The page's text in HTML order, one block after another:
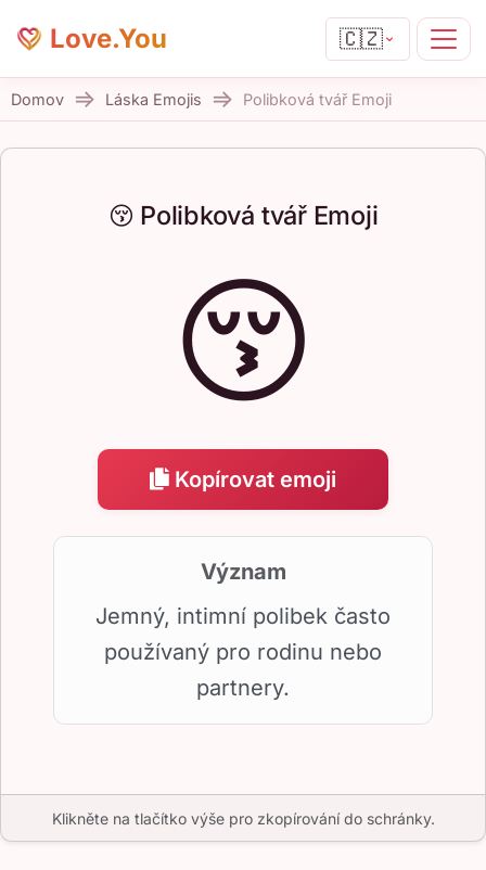
Love.You 🇨🇿
Domov Láska Emojis Polibková tvář Emoji
😚 Polibková tvář Emoji
😚
Kopírovat emoji
Význam
Jemný, intimní polibek často
používaný pro rodinu nebo
partnery.
Klikněte na tlačítko výše pro zkopírování do schránky.